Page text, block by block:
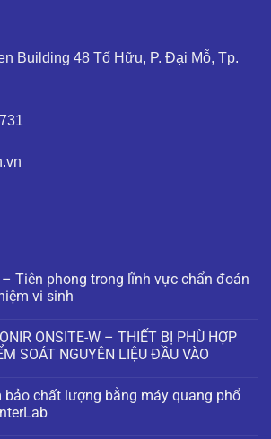
Building 48 Tố Hữu, P. Đại Mỗ, Tp.
Tiên phong trong lĩnh vực chẩn đoán
vi sinh
ONSITE-W – THIẾT BỊ PHÙ HỢP
SOÁT NGUYÊN LIỆU ĐẦU VÀO
bảo chất lượng bằng máy quang phổ